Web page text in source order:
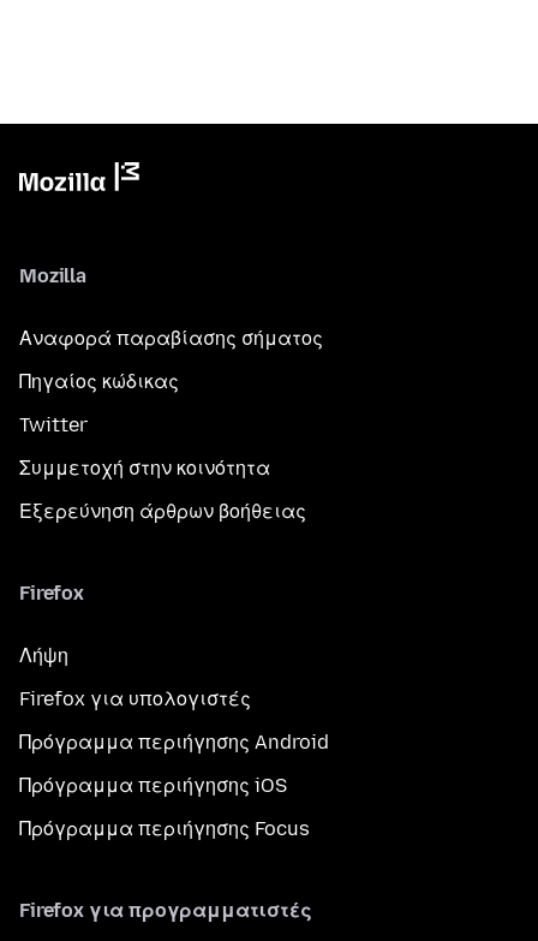
Mozilla
Αναφορά παραβίασης σήματος
Πηγαίος κώδικας
Twitter
Συμμετοχή στην κοινότητα
Εξερεύνηση άρθρων βοήθειας
Firefox
Λήψη
Firefox για υπολογιστές
Πρόγραμμα περιήγησης Android
Πρόγραμμα περιήγησης iOS
Πρόγραμμα περιήγησης Focus
Firefox για προγραμματιστές